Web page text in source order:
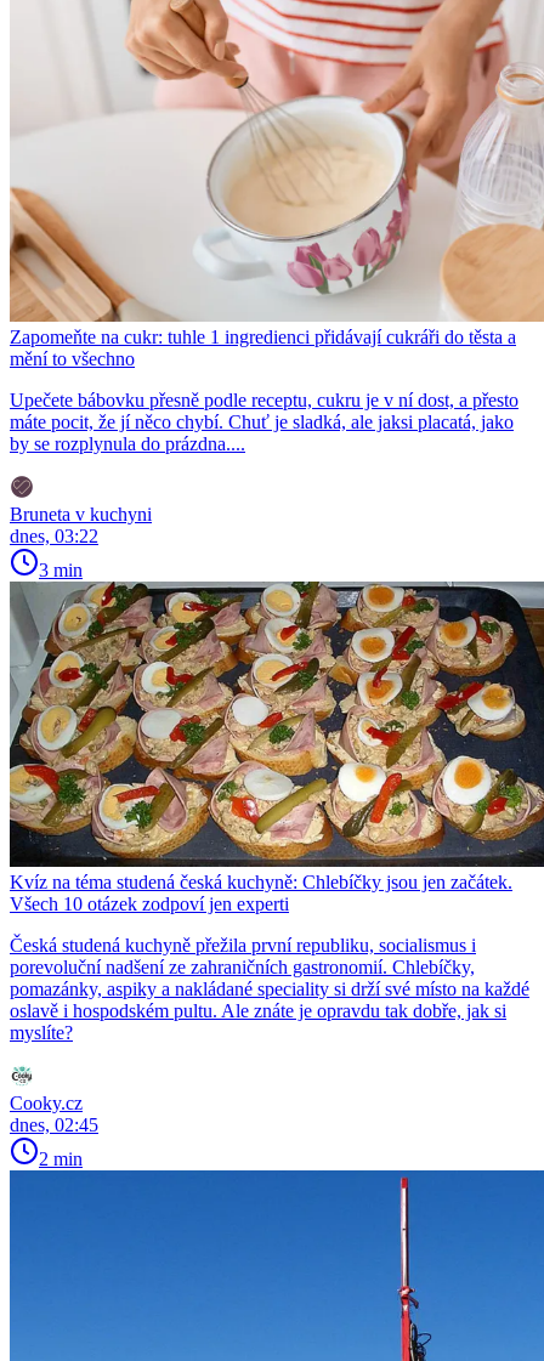
Zapomeňte na cukr: tuhle 1 ingredienci přidávají cukráři do těsta a
mění to všechno
Upečete bábovku přesně podle receptu, cukru je v ní dost, a přesto
máte pocit, že jí něco chybí. Chuť je sladká, ale jaksi placatá, jako
by se rozplynula do prázdna....
Bruneta v kuchyni
dnes, 03:22
3 min
Kvíz na téma studená česká kuchyně: Chlebíčky jsou jen začátek.
Všech 10 otázek zodpoví jen experti
Česká studená kuchyně přežila první republiku, socialismus i
porevoluční nadšení ze zahraničních gastronomií. Chlebíčky,
pomazánky, aspiky a nakládané speciality si drží své místo na každé
oslavě i hospodském pultu. Ale znáte je opravdu tak dobře, jak si
myslíte?
Cooky.cz
dnes, 02:45
2 min